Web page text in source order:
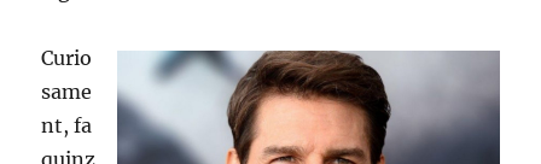
Curio
same
nt, fa